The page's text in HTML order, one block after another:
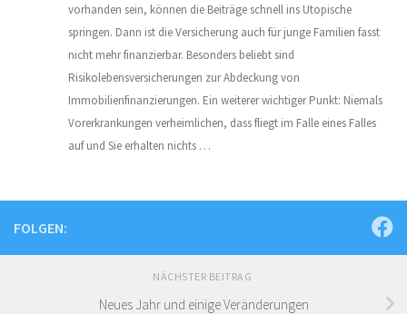
vorhanden sein, können die Beiträge schnell ins Utopische
springen. Dann ist die Versicherung auch für junge Familien fasst
nicht mehr finanzierbar. Besonders beliebt sind
Risikolebensversicherungen zur Abdeckung von
Immobilienfinanzierungen. Ein weiterer wichtiger Punkt: Niemals
Vorerkrankungen verheimlichen, dass fliegt im Falle eines Falles
auf und Sie erhalten nichts …
FOLGEN:
NÄCHSTER BEITRAG
Neues Jahr und einige Veränderungen